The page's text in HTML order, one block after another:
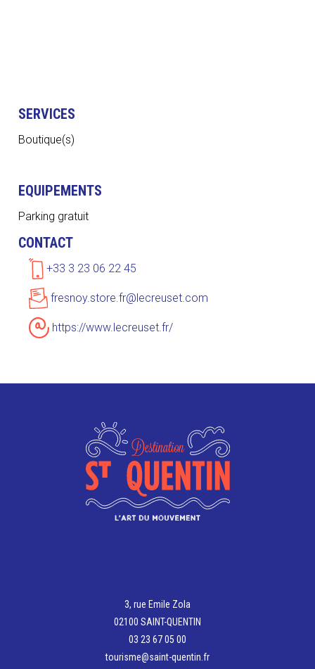
SERVICES
Boutique(s)
EQUIPEMENTS
Parking gratuit
CONTACT
+33 3 23 06 22 45
fresnoy.store.fr@lecreuset.com
https://www.lecreuset.fr/
3, rue Emile Zola
02100 SAINT-QUENTIN
03 23 67 05 00
tourisme@saint-quentin.fr